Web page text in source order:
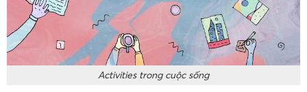
Activities trong cuộc sống